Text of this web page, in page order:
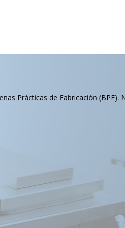
Prácticas de Fabricación